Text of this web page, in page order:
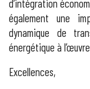
d’intégration
également une
dynamique de
énergétique à
Excellences,